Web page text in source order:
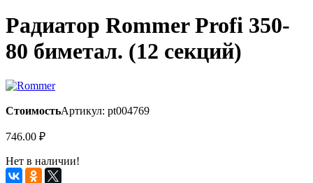
Радиатор Rommer Profi 350-
80 биметал. (12 секций)
СтоимостьАртикул: pt004769
746.00 ₽
Нет в наличии!